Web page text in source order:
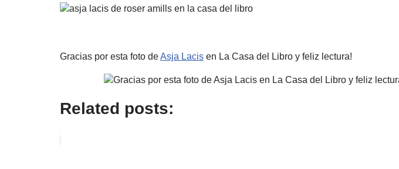
Gracias por esta foto deAsja Lacis en La Casa del Libro y feliz lectura!
Related posts: